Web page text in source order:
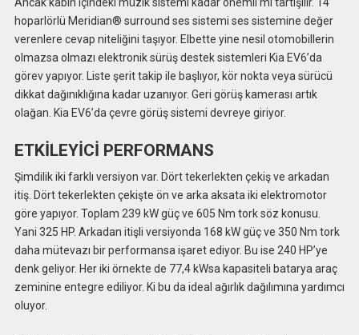
hoparlörlü Meridian® surround ses sistemi ses sistemine değer
verenlere cevap niteliğini taşıyor. Elbette yine nesil otomobillerin
olmazsa olmazı elektronik sürüş destek sistemleri Kia EV6’da
görev yapıyor. Liste şerit takip ile başlıyor, kör nokta veya sürücü
dikkat dağınıklığına kadar uzanıyor. Geri görüş kamerası artık
olağan. Kia EV6’da çevre görüş sistemi devreye giriyor.
ETKİLEYİCİ PERFORMANS
Şimdilik iki farklı versiyon var. Dört tekerlekten çekiş ve arkadan
itiş. Dört tekerlekten çekişte ön ve arka aksata iki elektromotor
göre yapıyor. Toplam 239 kW güç ve 605 Nm tork söz konusu.
Yani 325 HP. Arkadan itişli versiyonda 168 kW güç ve 350 Nm tork
daha mütevazı bir performansa işaret ediyor. Bu ise 240 HP’ye
denk geliyor. Her iki örnekte de 77,4 kWsa kapasiteli batarya araç
zeminine entegre ediliyor. Ki bu da ideal ağırlık dağılımına yardımcı
oluyor.